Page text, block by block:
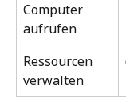
Computer
aufrufen
Ressourcen
verwalten